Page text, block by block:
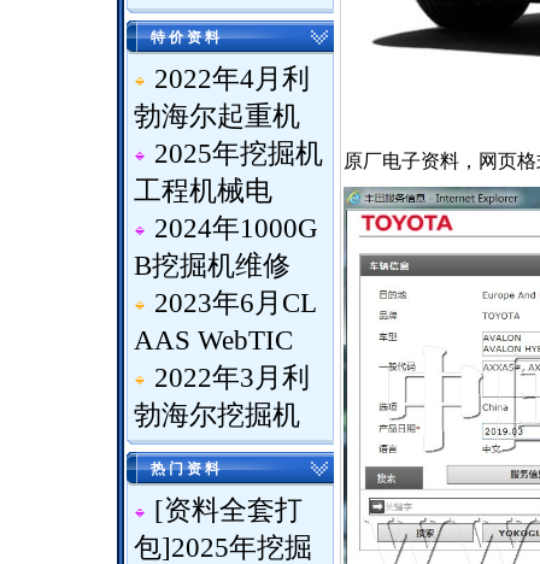
特 价 资 料
2022年4月利
勃海尔起重机
2025年挖掘机
工程机械电
2024年1000G
B挖掘机维修
2023年6月CL
AAS WebTIC
2022年3月利
勃海尔挖掘机
热 门 资 料
[资料全套打
包]2025年挖掘
原厂电子资料，网页